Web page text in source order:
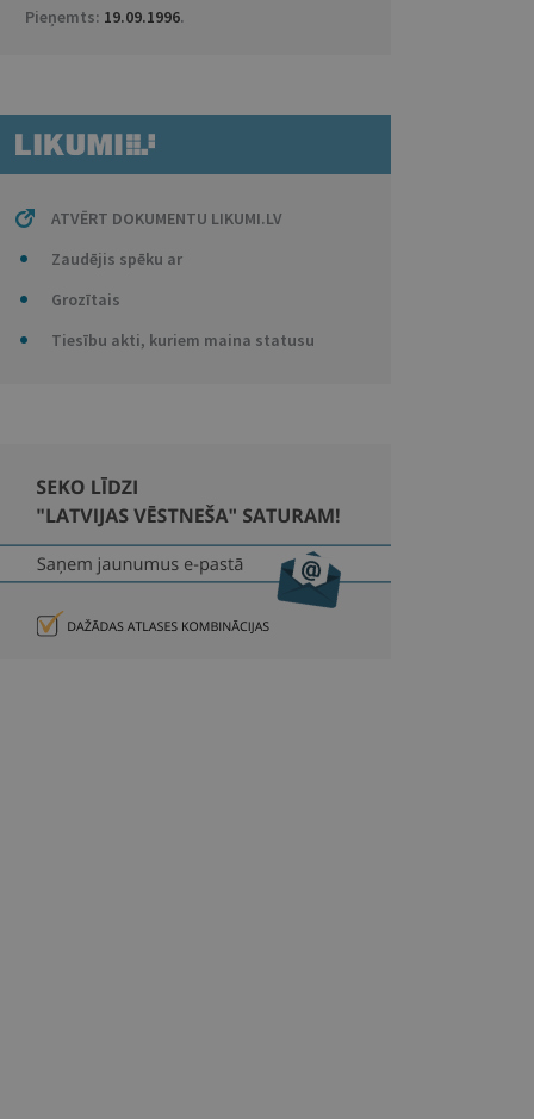
Pieņemts: 19.09.1996.
ATVĒRT DOKUMENTU LIKUMI.LV
Zaudējis spēku ar
Grozītais
Tiesību akti, kuriem maina statusu